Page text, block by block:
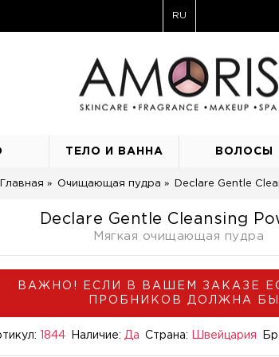
RU
ТЕЛО И ВАННА ВОЛОСЫ
Главная Очищающая пудра Declare Gentle
Declare Gentle Cleansing
Мягкая очищающая пудра
ВАЖНО! ЕСЛИ В ВАШЕМ ЗАКАЗЕ
ПРОБНИКОВ ДОЛЖНА
1844 Наличие: Да Страна: Швейцария